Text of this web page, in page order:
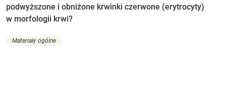
podwyższone i obniżone krwinki czerwone (erytrocyty)
w morfologii krwi?
Materiały ogólne